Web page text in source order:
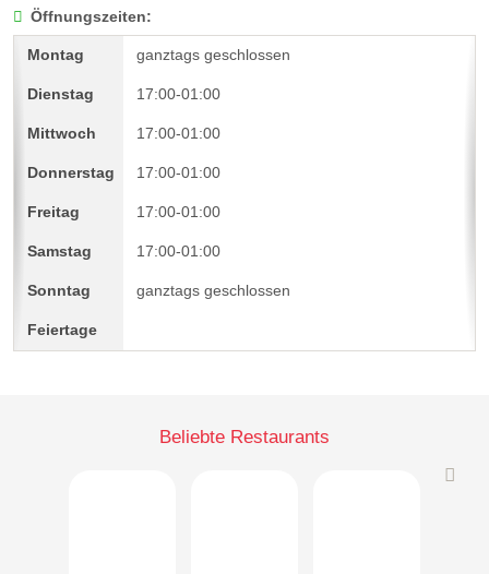
Öffnungszeiten:
ganztags geschlossen
17:00-01:00
17:00-01:00
17:00-01:00
17:00-01:00
17:00-01:00
ganztags geschlossen
Beliebte Restaurants